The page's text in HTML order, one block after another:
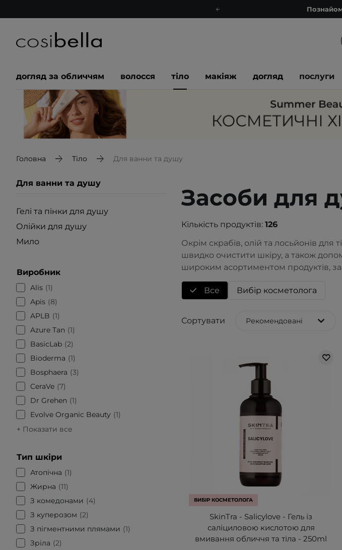
Рекомендуй нас і
Запитай
догляд за обличчям волосся тіло макіяж догляд послуги
Головна Тіло Для ванни та душу
Для ванни та душу
Гелі та пінки для душу
Олійки для душу
Мило
Виробник
Alis 1
Apis 8
APLB
1
Azure Tan
1
BasicLab 2
Bioderma
1
Bosphaera
3
CeraVe 7
Dr Grehen
1
Evolve Organic Beauty
1
+ Показати все
Тип шкіри
Атопічна
1
Жирна
11
З комедонами
4
З куперозом
2
З пігментними плямами
1
Зріла
2
Засоби для
Кількість продуктів: 126
Окрім скрабів, олій та лосьйонів
швидко очистити шкіру, а також
широким асортиментом продуктів,
Все Вибір косметолога
Сортувати Рекомендовані
ВИБІР КОСМЕТОЛОГА
SkinTra - Salicylove - Гель із
саліциловою кислотою для
вмивання обличчя та тіла - 250ml